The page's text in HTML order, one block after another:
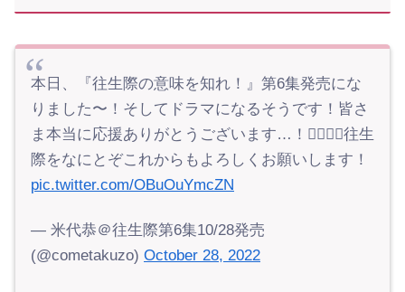
本日、『往生際の意味を知れ！』第6集発売にな
りました〜！そしてドラマになるそうです！皆さ
ま本当に応援ありがとうございます…！🙇‍♀️🙇‍♀️往生
際をなにとぞこれからもよろしくお願いします！
pic.twitter.com/OBuOuYmcZN
— 米代恭＠往生際第6集10/28発売
(@cometakuzo) October 28, 2022